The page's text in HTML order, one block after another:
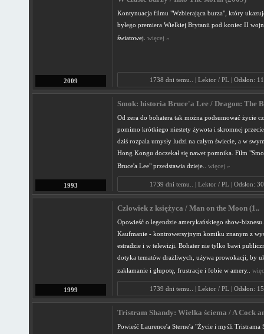
2009
Kontynuacja filmu "Wzbierająca burza", który
byłego premiera Wielkiej Brytanii pod koniec II
światowej. więcej »
1738 dni temu.. | Lektor / PL | Odsłon:
1993
Smok: historia Bruce'a Lee / Dragon: The
Od zera do bohatera tak można podsumować życie
pomimo krótkiego niestety żywota i skromnej
dziś rozpala umysły ludzi na całym świecie, a w
Hong Kongu doczekał się nawet pomnika. Film
Bruce'a Lee" przedstawia dzieje.. więcej »
1739 dni temu.. | Lektor / PL | Odsłon:
1999
Człowiek z księżyca / Man on the Moon (1..
Opowieść o legendzie amerykańskiego show-
Kaufmanie - kontrowersyjnym komiku znanym z
estradzie i w telewizji. Bohater nie tylko bawi
dotyka tematów drażliwych, używa prowokacji, by
zakłamanie i głupotę, frustracje i fobie w amery..
1739 dni temu.. | Lektor / PL | Odsłon:
Tristram Shandy: Wielka ściema / A Cock
Powieść Laurence'a Sterne'a "Życie i myśli Tristrama